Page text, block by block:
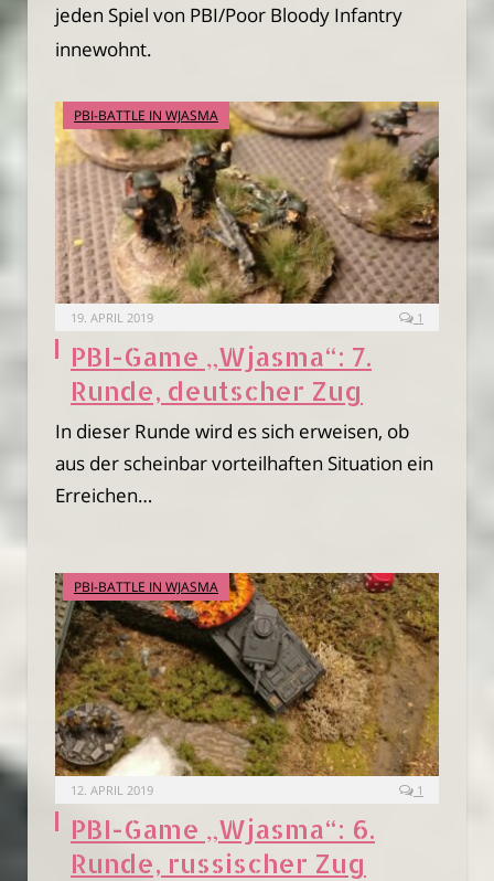
jeden Spiel von PBI/Poor Bloody Infantry
innewohnt.
PBI-BATTLE IN WJASMA
19. APRIL 2019 1
PBI-Game „Wjasma“: 7.
Runde, deutscher Zug
In dieser Runde wird es sich erweisen, ob
aus der scheinbar vorteilhaften Situation ein
Erreichen…
PBI-BATTLE IN WJASMA
12. APRIL 2019 1
PBI-Game „Wjasma“: 6.
Runde, russischer Zug